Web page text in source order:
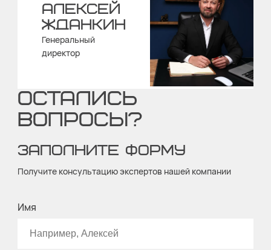
ОСТАЛИСЬ
ВОПРОСЫ?
ЗАПОЛНИТЕ ФОРМУ
Получите консультацию экспертов нашей компании
Имя
АЛЕКСЕЙ
ЖДАНКИН
Генеральный
директор